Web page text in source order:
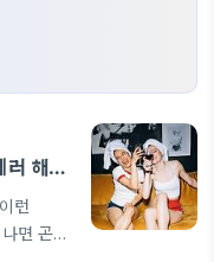
해결
런
면 곤란